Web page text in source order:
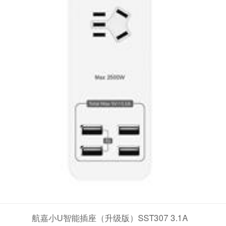
航嘉小U智能插座（升级版）SST307 3.1A